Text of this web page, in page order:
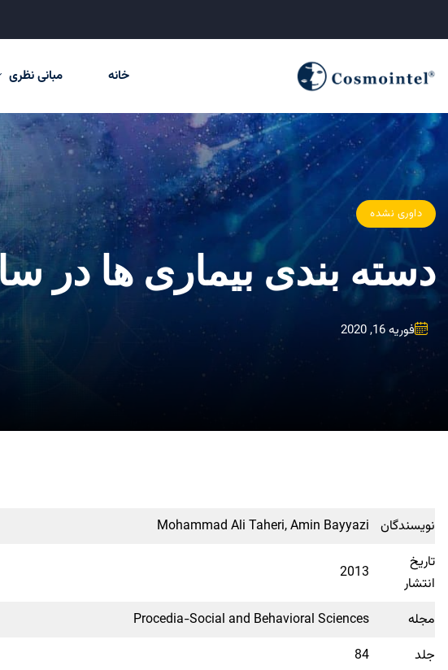
خانه مبانی نظری
داوری نشده
دسته بندی بیماری ها در
فوریه 16, 2020
نویسندگان Mohammad Ali Taheri, Amin Bayyazi
تاریخ
انتشار
2013
مجله
Procedia-Social and Behavioral Sciences
جلد
84